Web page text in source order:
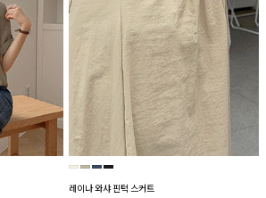
레이나 와샤 핀턱 스커트